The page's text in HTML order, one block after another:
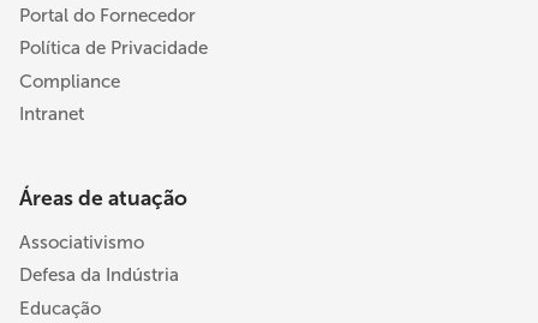
Portal do Fornecedor
Política de Privacidade
Compliance
Intranet
Áreas de atuação
Associativismo
Defesa da Indústria
Educação